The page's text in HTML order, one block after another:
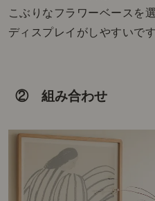
こぶりなフラワーベースを
ディスプレイがしやすいです
② 組み合わせ